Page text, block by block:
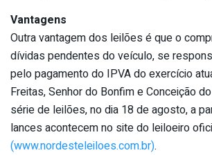
Vantagens
Outra vantagem dos leilões é que o
dívidas pendentes do veículo, se
pelo pagamento do IPVA do exercício
Freitas, Senhor do Bonfim e Conceição
série de leilões, no dia 18 de agosto, a
lances acontecem no site do leiloeiro
(www.nordesteleiloes.com.br).